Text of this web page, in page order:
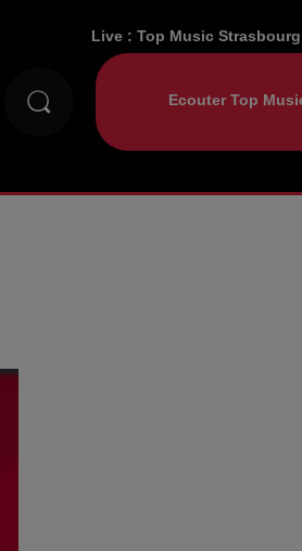
Live :Top Music Strasbourg